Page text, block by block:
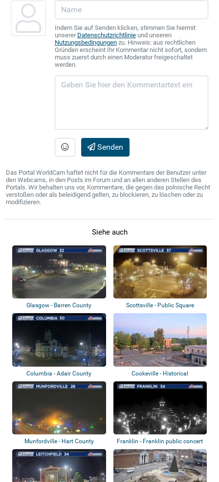
Indem Sie auf Senden klicken, stimmen Sie hiermit
unserer Datenschutzrichtlinieund unseren
Nutzungsbedingungenzu. Hinweis: aus rechtlichen
Gründen erscheint Ihr Kommentar nicht sofort, sondern
muss zuerst durch einen Moderator freigeschaltet
werden.
Senden
Das Portal WorldCam haftet nicht für die Kommentare der Benutzer unter
den Webcams, in den Posts im Forum und an allen anderen Stellen des
Portals. Wir behalten uns vor, Kommentare, die gegen das polnische Recht
verstoßen oder als beleidigend gelten, zu blockieren, zu löschen oder zu
modifizieren.
Siehe auch
Glasgow - Barren County
Courthouse
Scottsville - Public Square
Columbia - Adair County
Courthouse
Cookeville - Historical
Courthouse
Munfordville - Hart County
Courthouse
Franklin - Franklin public concert
hall...